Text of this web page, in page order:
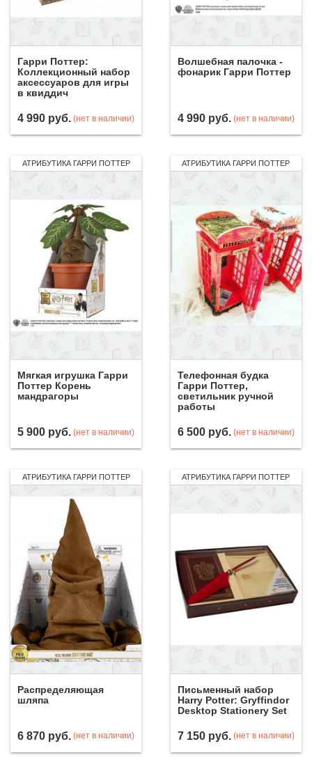
Гарри Поттер:
Коллекционный набор
аксессуаров для игры
в квиддич
4 990 руб. (нет в наличии)
Волшебная палочка -
фонарик Гарри Поттер
4 990 руб. (нет в наличии)
АТРИБУТИКА ГАРРИ ПОТТЕР
Мягкая игрушка Гарри
Поттер Корень
мандрагоры
5 900 руб. (нет в наличии)
АТРИБУТИКА ГАРРИ ПОТТЕР
Телефонная будка
Гарри Поттер,
светильник ручной
работы
6 500 руб. (нет в наличии)
АТРИБУТИКА ГАРРИ ПОТТЕР
Распределяющая
шляпа
6 870 руб. (нет в наличии)
АТРИБУТИКА ГАРРИ ПОТТЕР
Письменный набор
Harry Potter: Gryffindor
Desktop Stationery Set
7 150 руб. (нет в наличии)